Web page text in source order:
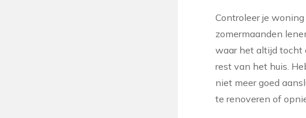
Controleer je
zomermaanden
waar het altijd tocht
rest van het huis.
niet meer goed
te renoveren of